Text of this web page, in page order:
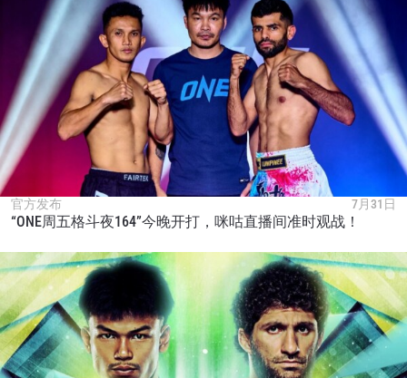
官方发布 7月31日
“ONE周五格斗夜164”今晚开打，咪咕直播间准时观战！